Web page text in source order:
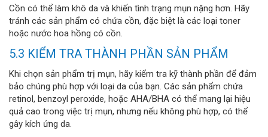
Cồn có thể làm khô da và khiến tình trạng mụn nặng hơn. Hãy
tránh các sản phẩm có chứa cồn, đặc biệt là các loại toner
hoặc nước hoa hồng có cồn.
5.3 KIỂM TRA THÀNH PHẦN SẢN PHẨM
Khi chọn sản phẩm trị mụn, hãy kiểm tra kỹ thành phần để đảm
bảo chúng phù hợp với loại da của bạn. Các sản phẩm chứa
retinol, benzoyl peroxide, hoặc AHA/BHA có thể mang lại hiệu
quả cao trong việc trị mụn, nhưng nếu không phù hợp, có thể
gây kích ứng da.